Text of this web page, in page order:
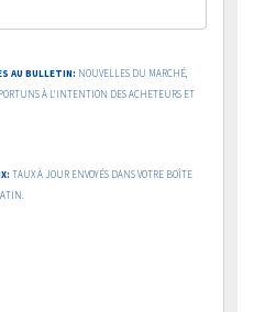
AU BULLETIN: NOUVELLES DU MARCHÉ,
À L’INTENTION DES ACHETEURS ET
TAUX À JOUR ENVOYÉS DANS VOTRE BOÎTE